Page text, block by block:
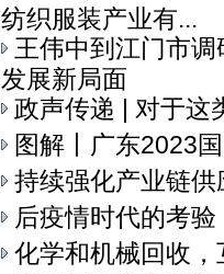
纺织服装产业有...
王伟中到江门市
发展新局面
政声传递 | 对于
图解丨广东2023
持续强化产业链
后疫情时代的考验
化学和机械回收